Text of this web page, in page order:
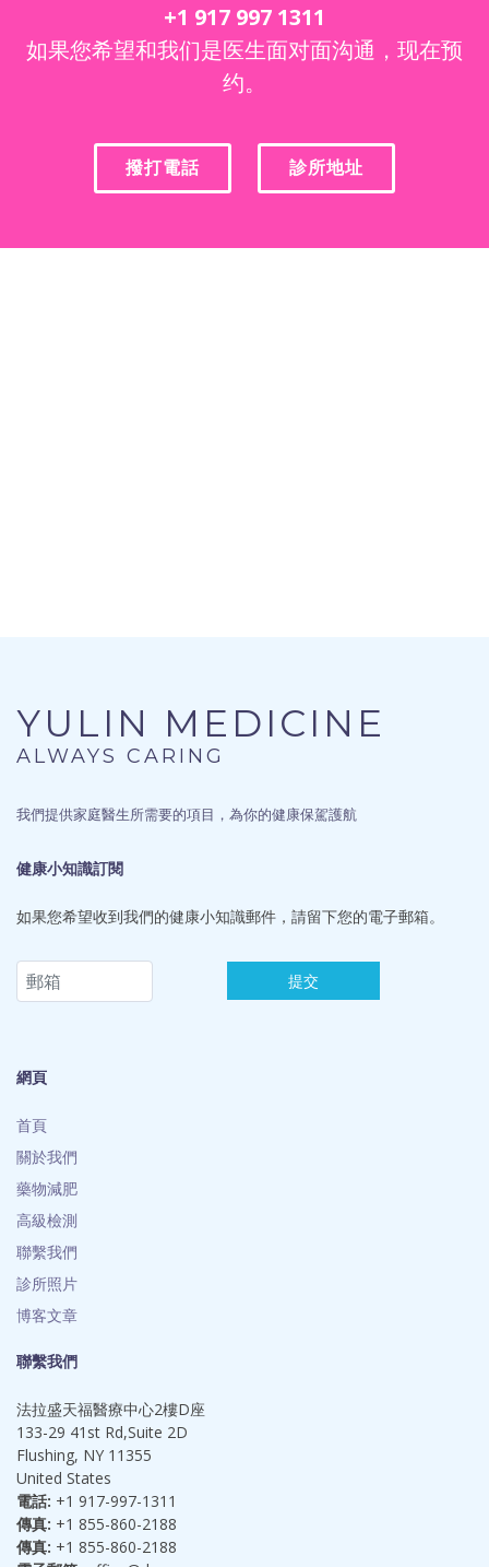
+1 917 997 1311
如果您希望和我们是医生面对面沟通，现在预
约。
撥打電話 診所地址
YULIN MEDICINE
ALWAYS CARING
我們提供家庭醫生所需要的項目，為你的健康保駕護航
健康小知識訂閱
如果您希望收到我們的健康小知識郵件，請留下您的電子郵箱。
提交
網頁
首頁
關於我們
藥物減肥
高級檢測
聯繫我們
診所照片
博客文章
聯繫我們
法拉盛天福醫療中心2樓D座
133-29 41st Rd,Suite 2D
Flushing, NY 11355
United States
電話: +1 917-997-1311
傳真: +1 855-860-2188
傳真: +1 855-860-2188